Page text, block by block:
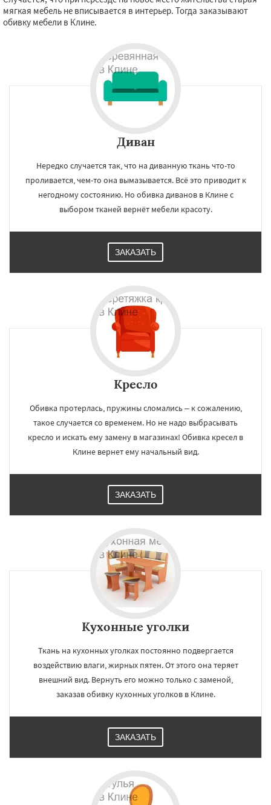
мягкая мебель не вписывается в интерьер. Тогда заказывают
обивку мебели в Клине.
Диван
Нередко случается так, что на диванную ткань что-то
проливается, чем-то она вымазывается. Всё это приводит к
негодному состоянию. Но обивка диванов в Клине с
выбором тканей вернёт мебели красоту.
ЗАКАЗАТЬ
Кресло
Обивка протерлась, пружины сломались – к сожалению,
такое случается со временем. Но не надо выбрасывать
кресло и искать ему замену в магазинах! Обивка кресел в
Клине вернет ему начальный вид.
ЗАКАЗАТЬ
Кухонные уголки
Ткань на кухонных уголках постоянно подвергается
воздействию влаги, жирных пятен. От этого она теряет
внешний вид. Вернуть его можно только с заменой,
заказав обивку кухонных уголков в Клине.
ЗАКАЗАТЬ